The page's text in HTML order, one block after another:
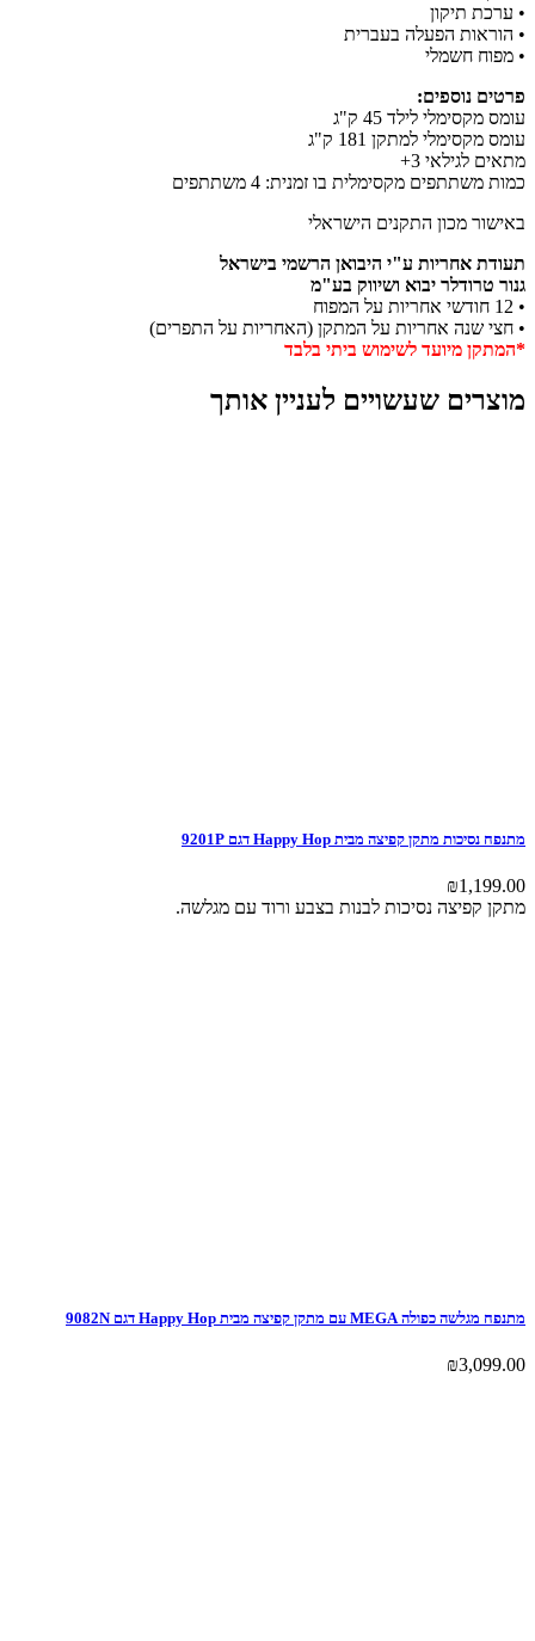
• ערכת תיקון
• הוראות הפעלה בעברית
• מפוח חשמלי
פרטים נוספים:
עומס מקסימלי לילד 45 ק"ג
עומס מקסימלי למתקן 181 ק"ג
מתאים לגילאי 3+
כמות משתתפים מקסימלית בו זמנית: 4 משתתפים
באישור מכון התקנים הישראלי
תעודת אחריות ע"י היבואן הרשמי בישראל
גנור טרודלר יבוא ושיווק בע"מ
• 12 חודשי אחריות על המפוח
• חצי שנה אחריות על המתקן (האחריות על התפרים)
*המתקן מיועד לשימוש ביתי בלבד
מוצרים שעשויים לעניין אותך
מתנפח נסיכות מתקן קפיצה מבית Happy Hop דגם 9201P
₪1,199.00
מתקן קפיצה נסיכות לבנות בצבע ורוד עם מגלשה.
מתנפח מגלשה כפולה MEGA עם מתקן קפיצה מבית Happy Hop דגם 9082N
₪3,099.00